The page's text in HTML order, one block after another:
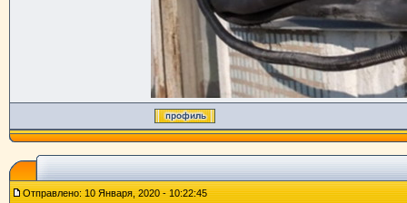
Отправлено: 10 Января, 2020 - 10:22:45